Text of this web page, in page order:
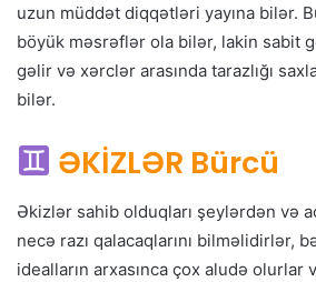
uzun müddət diqqətləri yayına bilər.
böyük məsrəflər ola bilər, lakin sabit
gəlir və xərclər arasında tarazlığı
bilər.
ƏKİZLƏR Bürcü
Əkizlər sahib olduqları şeylərdən və
necə razı qalacaqlarını bilməlidirlər,
idealların arxasınca çox aludə olurlar